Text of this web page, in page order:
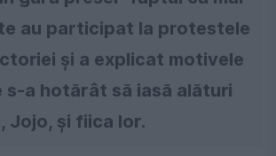
au participat la protestele
și a explicat motivele
s-a hotărât să iasă alături
Jojo, și fiica lor.